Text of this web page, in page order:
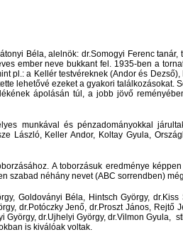
Béla, alelnök: dr.Somogyi Ferenc tanár,
ember neve bukkant fel. 1935-ben a
pl.: a Kellér testvéreknek (Andor és
lehetővé ezeket a gyakori találkozásokat.
ápolásán túl, a jobb jövő
munkával és pénzadományokkal
László, Keller Andor, Koltay Gyula,
A toborzásuk eredménye képpen
szabad néhány nevet (ABC sorrendben)
Goldoványi Béla, Hintsch György,
dr.Potóczky Jenő, dr.Proszt János, Rejtő
György, dr.Ujhelyi György, dr.Vilmon Gyula,
is kiválóak voltak.